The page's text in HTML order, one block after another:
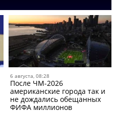
6 августа, 08:28
После ЧМ-2026
американские города так и
не дождались обещанных
ФИФА миллионов